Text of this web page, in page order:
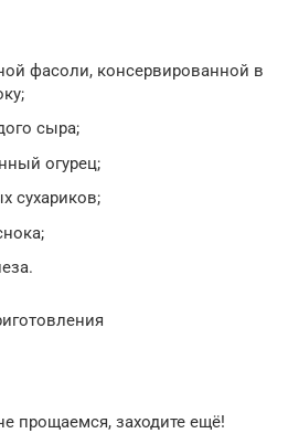
фасоли, консервированной в
сыра;
огурец;
сухариков;
прощаемся, заходите ещё!